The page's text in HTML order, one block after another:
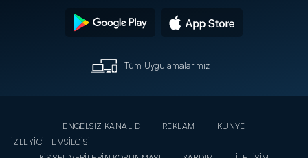
Tüm Uygulamalarımız
ENGELSİZ KANAL D REKLAM
KÜNYE
İZLEYİCİ TEMSİLCİSİ